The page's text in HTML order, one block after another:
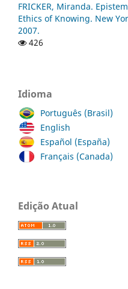
FRICKER, Miranda.
Ethics of Knowing. New
2007.
426
Idioma
Português (Brasil)
English
Español (España)
Français (Canada)
Edição Atual